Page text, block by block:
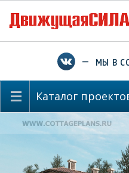
— мы в
Каталог